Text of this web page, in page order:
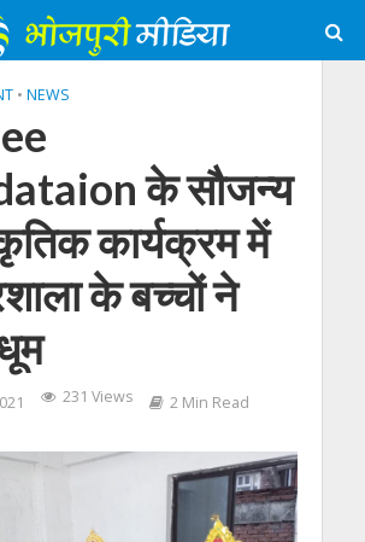
• NEWS
के सौजन्य
कार्यक्रम में
के बच्चों ने
231 Views 2 Min Read